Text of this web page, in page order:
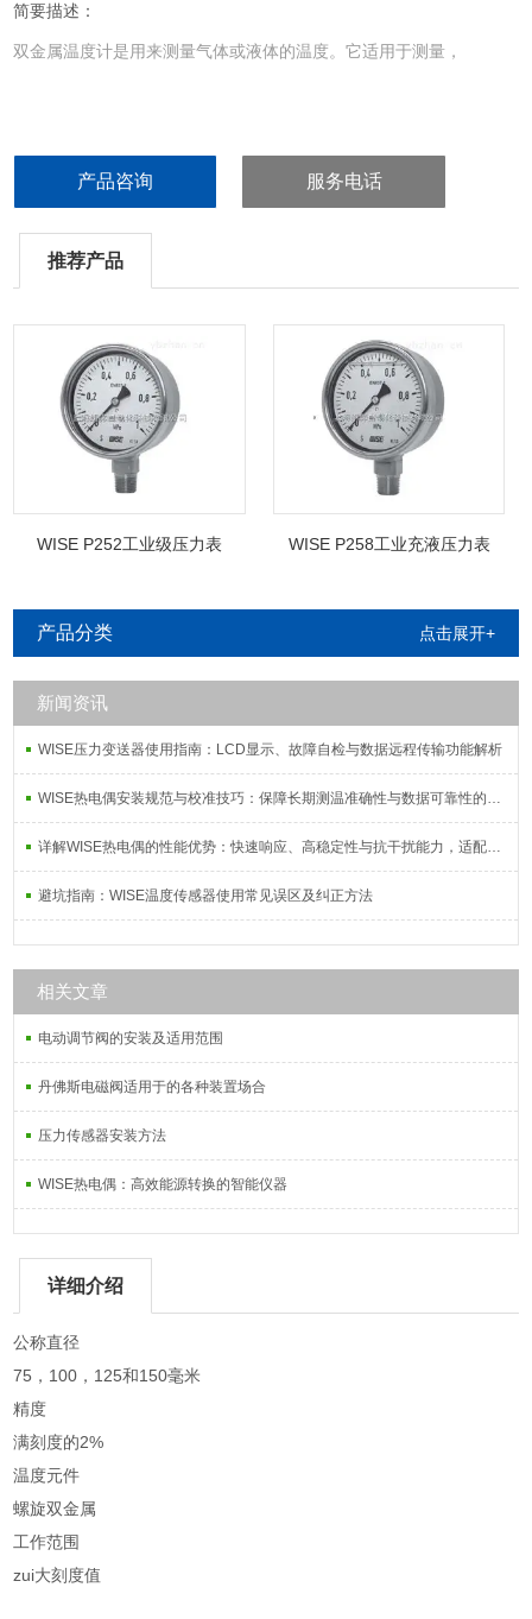
简要描述：
双金属温度计是用来测量气体或液体的温度。它适用于测量，
产品咨询 服务电话
推荐产品
WISE P252工业级压力表 WISE P258工业充液压力表
产品分类 点击展开+
新闻资讯
WISE压力变送器使用指南：LCD显示、故障自检与数据远程传输功能解析
WISE热电偶安装规范与校准技巧：保障长期测温准确性与数据可靠性的系统方案
详解WISE热电偶的性能优势：快速响应、高稳定性与抗干扰能力，适配复杂工况需求
避坑指南：WISE温度传感器使用常见误区及纠正方法
相关文章
电动调节阀的安装及适用范围
丹佛斯电磁阀适用于的各种装置场合
压力传感器安装方法
WISE热电偶：高效能源转换的智能仪器
详细介绍
公称直径
75，100，125和150毫米
精度
满刻度的2%
温度元件
螺旋双金属
工作范围
zui大刻度值